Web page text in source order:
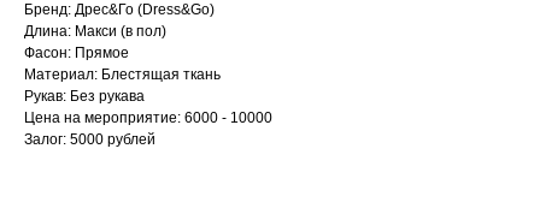
Бренд: Дрес&Го (Dress&Go)
Длина: Макси (в пол)
Фасон: Прямое
Материал: Блестящая ткань
Рукав: Без рукава
Цена на мероприятие: 6000 - 10000
Залог: 5000 рублей